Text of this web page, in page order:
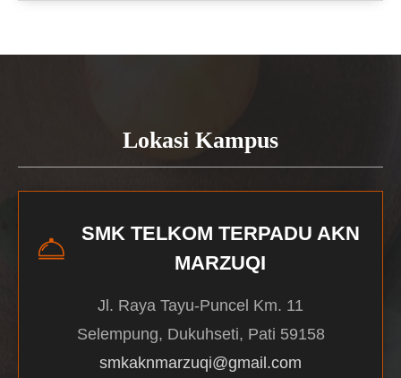
Lokasi Kampus
SMK TELKOM TERPADU AKN
MARZUQI
Jl. Raya Tayu-Puncel Km. 11
Selempung, Dukuhseti, Pati 59158
smkaknmarzuqi@gmail.com